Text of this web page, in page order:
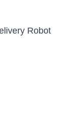
Robot